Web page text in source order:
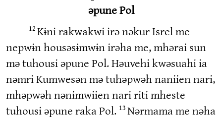
əpune Pol
12 Kɨni rakwakwi irə nəkur Isrel me
nepwɨn housəsɨmwɨn irəha me, mhərai sun
mə tuhousi əpune Pol. Həuvehi kwəsuahi ia
nəmri Kumwesən mə tuhəpwəh naniien nari,
mhəpwəh nənɨmwiien nari riti mheste
tuhousi əpune raka Pol. 13 Nərmama me nəha